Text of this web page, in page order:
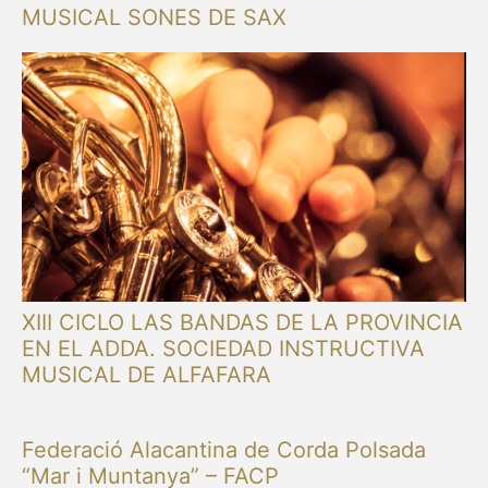
MUSICAL SONES DE SAX
XIII CICLO LAS BANDAS DE LA PROVINCIA
EN EL ADDA. SOCIEDAD INSTRUCTIVA
MUSICAL DE ALFAFARA
Federació Alacantina de Corda Polsada
“Mar i Muntanya” – FACP